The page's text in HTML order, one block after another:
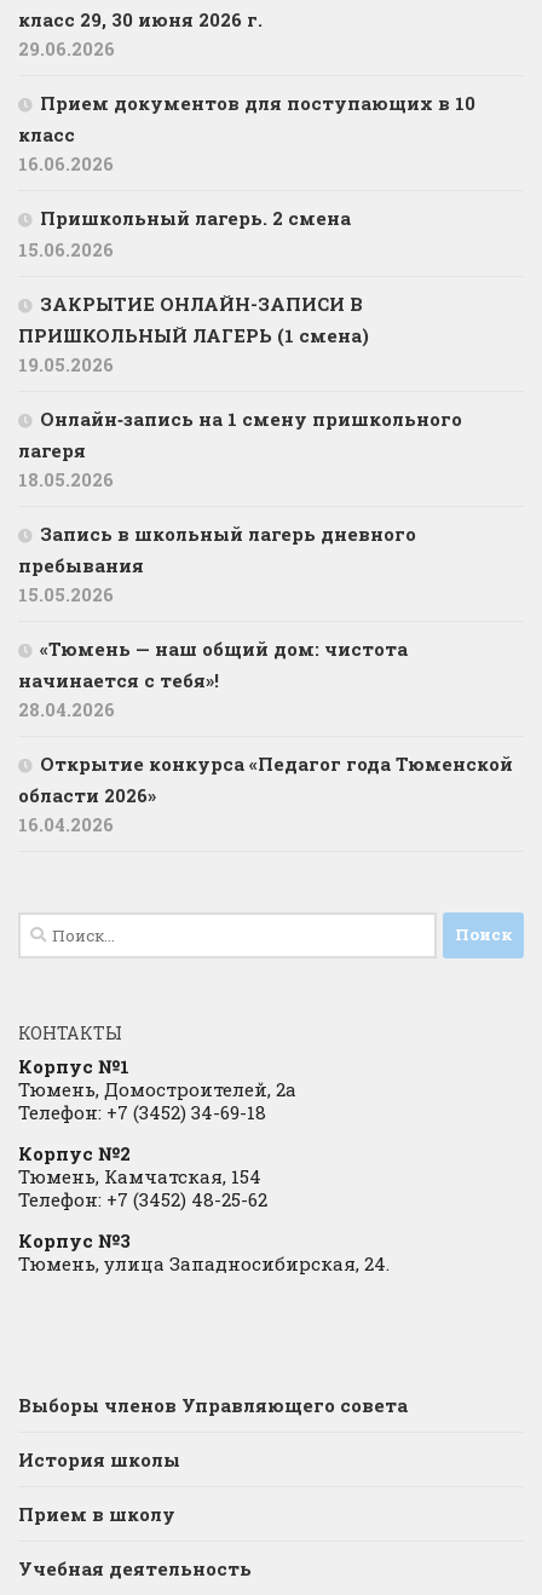
класс 29, 30 июня 2026 г.
29.06.2026
Прием документов для поступающих в 10
класс
16.06.2026
Пришкольный лагерь. 2 смена
15.06.2026
ЗАКРЫТИЕ ОНЛАЙН-ЗАПИСИ В
ПРИШКОЛЬНЫЙ ЛАГЕРЬ (1 смена)
19.05.2026
Онлайн‑запись на 1 смену пришкольного
лагеря
18.05.2026
Запись в школьный лагерь дневного
пребывания
15.05.2026
«Тюмень — наш общий дом: чистота
начинается с тебя»!
28.04.2026
Открытие конкурса «Педагог года Тюменской
области 2026»
16.04.2026
Найти:
КОНТАКТЫ
Корпус №1
Тюмень, Домостроителей, 2а
Телефон: +7 (3452) 34-69-18
Корпус №2
Тюмень, Камчатская, 154
Телефон: +7 (3452) 48-25-62
Корпус №3
Тюмень, улица Западносибирская, 24.
Выборы членов Управляющего совета
История школы
Прием в школу
Учебная деятельность